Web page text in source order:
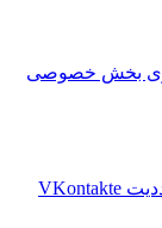
بخش خصوصی
‫VKontakte